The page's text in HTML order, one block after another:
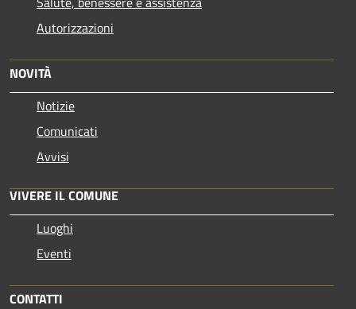
Autorizzazioni
NOVITÀ
Notizie
Comunicati
Avvisi
VIVERE IL COMUNE
Luoghi
Eventi
CONTATTI